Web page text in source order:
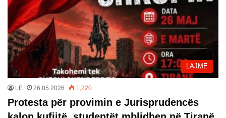
LAJME
LE 26.05.2026 1,220
Protesta për provimin e Jurisprudencës